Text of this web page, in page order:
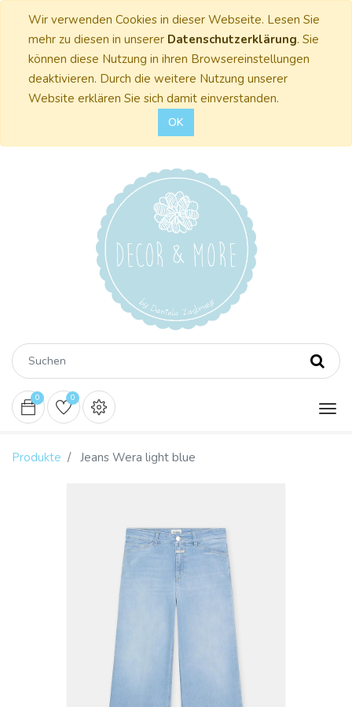
Wir verwenden Cookies in dieser Webseite. Lesen Sie
mehr zu diesen in unserer Datenschutzerklärung. Sie
können diese Nutzung in ihren Browsereinstellungen
deaktivieren. Durch die weitere Nutzung unserer
Website erklären Sie sich damit einverstanden.
OK
0 0
Produkte Jeans Wera light blue